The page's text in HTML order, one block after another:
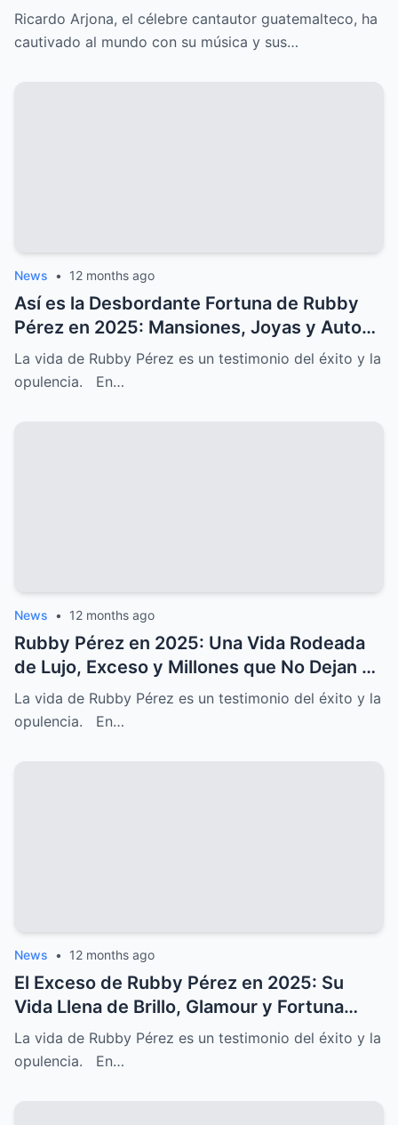
de un adiós”, una revelación que nadie
esperaba.
Ricardo Arjona, el célebre cantautor guatemalteco, ha
cautivado al mundo con su música y sus…
News • 12 months ago
Así es la Desbordante Fortuna de Rubby
Pérez en 2025: Mansiones, Joyas y Autos
que Parecen de Fantasía
La vida de Rubby Pérez es un testimonio del éxito y la
opulencia. En…
News • 12 months ago
Rubby Pérez en 2025: Una Vida Rodeada
de Lujo, Exceso y Millones que No Dejan de
Crecer
La vida de Rubby Pérez es un testimonio del éxito y la
opulencia. En…
News • 12 months ago
El Exceso de Rubby Pérez en 2025: Su
Vida Llena de Brillo, Glamour y Fortuna
Irreal
La vida de Rubby Pérez es un testimonio del éxito y la
opulencia. En…